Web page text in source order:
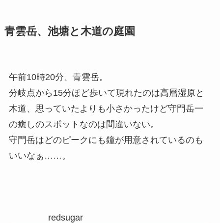
青雲岳、池塘と木道の庭園
午前10時20分、青雲岳。
分岐点から15分ほど歩いて現れたのは高層湿原と
木道、思っていたよりも小さかったけど守門岳一
の癒しのスポットなのは間違いない。
守門岳はどのピークにも鐘が用意されているのも
いいなぁ……。
redsugar